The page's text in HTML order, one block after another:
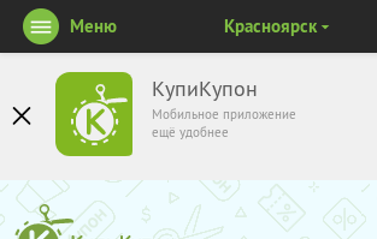
КупиКупон
Мобильное приложение
ещё удобнее
Меню Красноярск